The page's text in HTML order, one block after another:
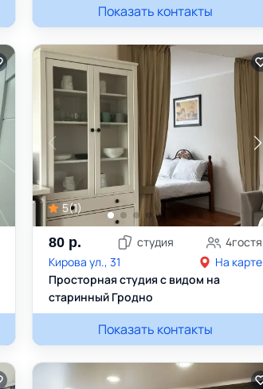
Александра+375445352888
Показать контакты
5(1)
80 р. студия 4гостя
Кирова ул., 31
На карте
Просторная студия с видом на
старинный Гродно
+375297805152
Показать контакты